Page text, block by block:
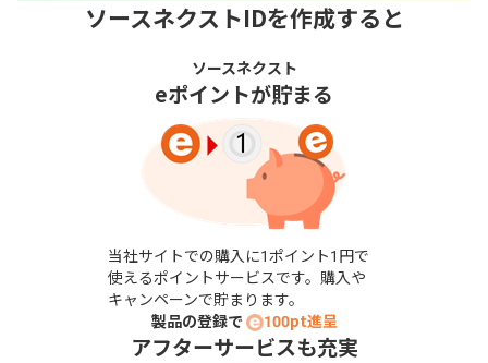
ソースネクストIDを作成すると
ソースネクスト
eポイントが貯まる
当社サイトでの購入に1ポイント1円で
使えるポイントサービスです。購入や
キャンペーンで貯まります。
製品の登録で
100pt進呈
アフターサービスも充実